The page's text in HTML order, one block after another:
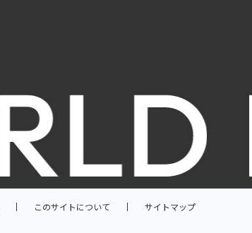
このサイトについて
サイトマップ